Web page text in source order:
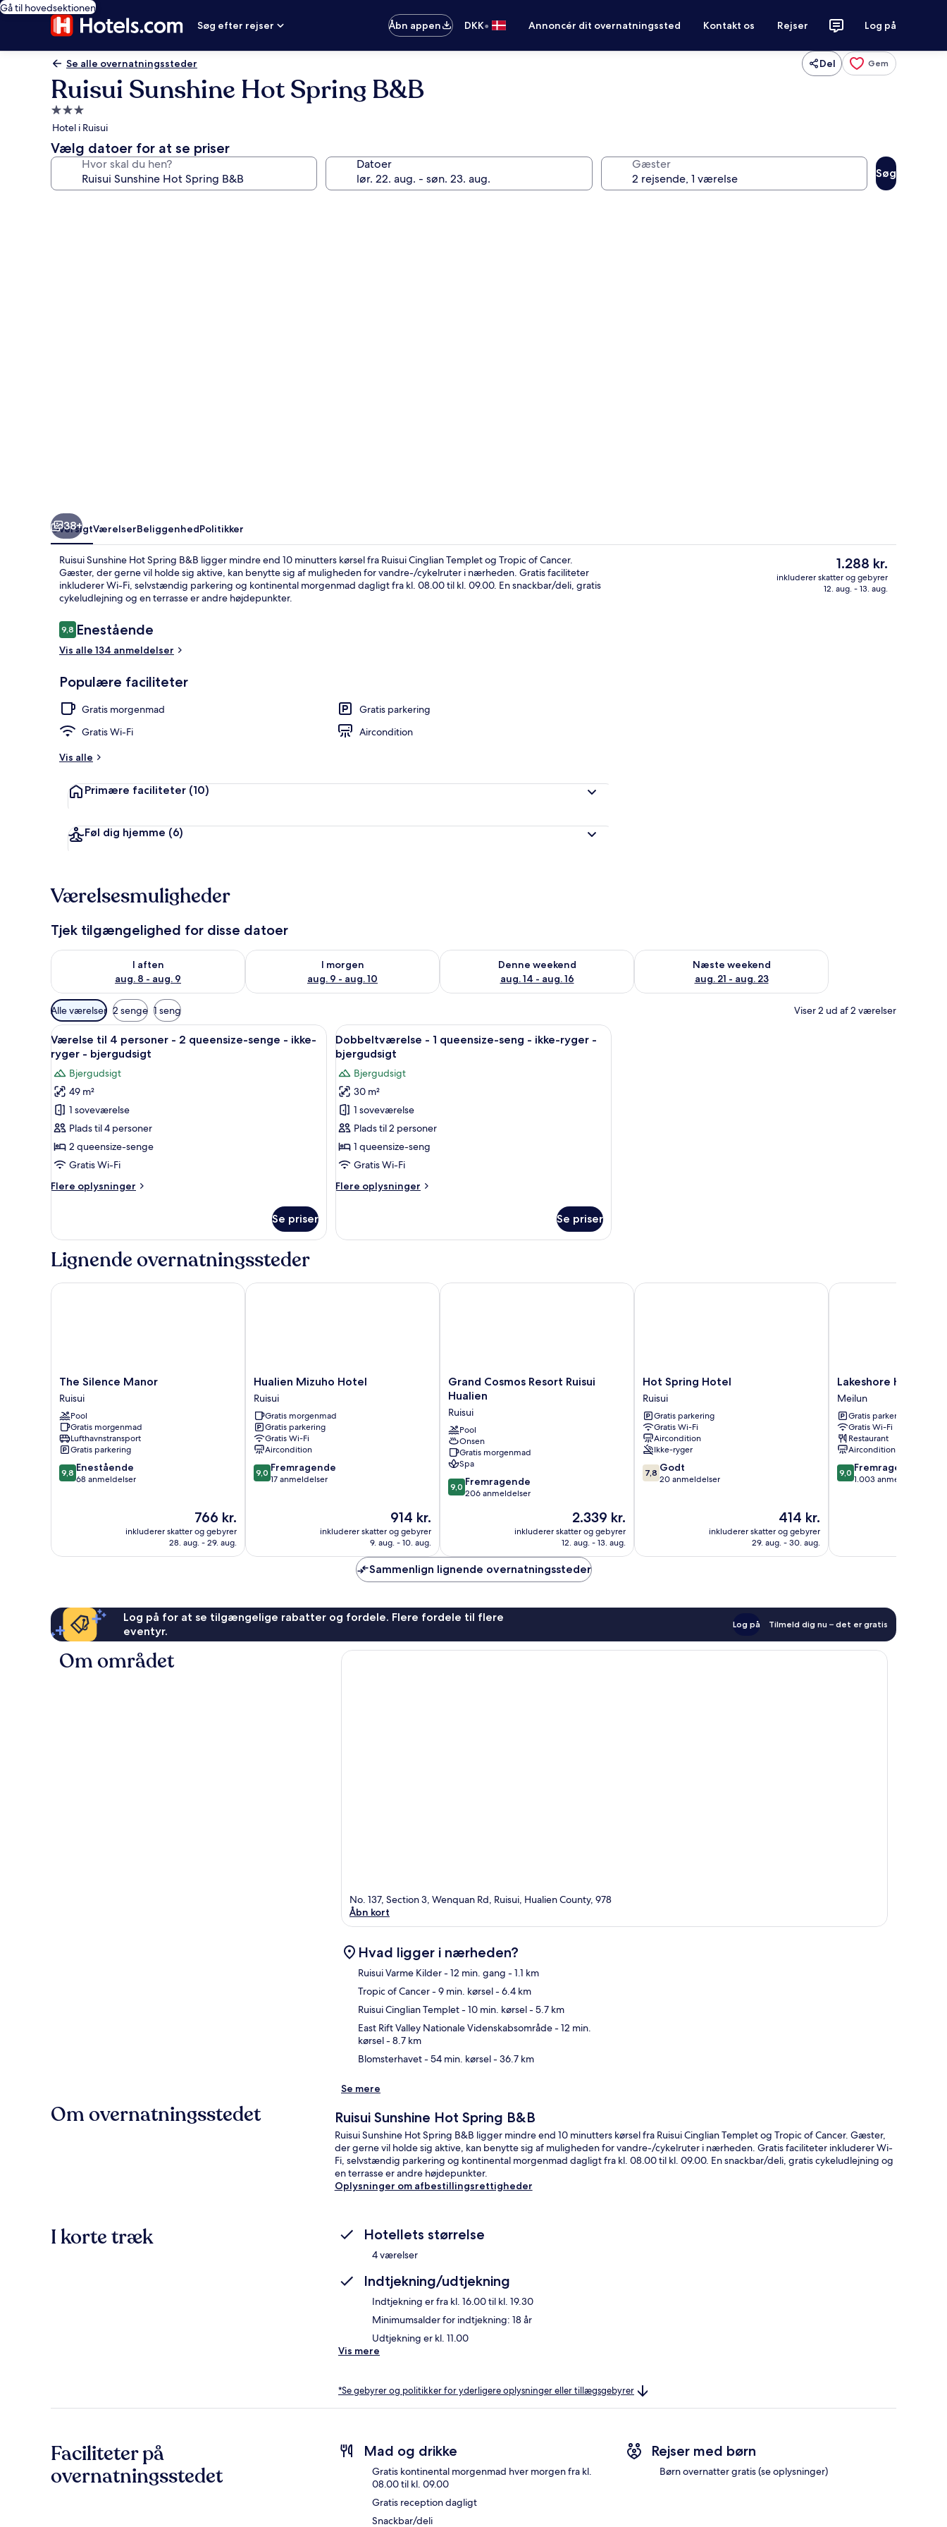
Gå til hovedsektionen
Søg efter rejser
Åbn appen DKK• Annoncér dit overnatningssted Kontakt os Rejser Log på
Se alle overnatningssteder Del Gem
Ruisui Sunshine Hot Spring B&B
3.0-
stjernet
overnatningssted
Hotel i Ruisui
Vælg datoer for at se priser
Hvor skal du hen? Datoer Gæster
Søg
38+
OversigtVærelserBeliggenhedPolitikker
Ruisui Sunshine Hot Spring B&B ligger mindre end 10 minutters kørsel fra Ruisui Cinglian Templet og Tropic of Cancer.
Gæster, der gerne vil holde sig aktive, kan benytte sig af muligheden for vandre-/cykelruter i nærheden. Gratis faciliteter
inkluderer Wi-Fi, selvstændig parkering og kontinental morgenmad dagligt fra kl. 08.00 til kl. 09.00. En snackbar/deli, gratis
cykeludlejning og en terrasse er andre højdepunkter.
Anmeldelser
9,89,8 ud af 10.
Enestående
Vis alle 134 anmeldelser
Populære faciliteter
Gratis morgenmad
Gratis parkering
Gratis Wi-Fi
Aircondition
Vis alle
Primære faciliteter (10)
Føl dig hjemme (6)
Den
nuværende
pris
1.288 kr.
inkluderer skatter og gebyrer
12. aug. - 13. aug.
Værelsesmuligheder
Tjek tilgængelighed for disse datoer
I aften
aug. 8 - aug. 9
Tjek tilgængelighed for i aften aug. 8 - aug. 9
I morgen
aug. 9 - aug. 10
Tjek tilgængelighed for i morgen aug. 9 - aug. 10
Denne weekend
aug. 14 - aug. 16
Tjek tilgængelighed for denne weekend aug. 14 - aug. 16
Næste weekend
aug. 21 - aug. 23
Tjek tilgængelighed for næste weekend aug. 21 - aug. 23
Tilgængelige
filtre
for
værelser
Alle værelser 2 senge 1 seng Viser 2 ud af 2 værelser
Indlæs
alle
billeder
af
Værelse
til
4
personer
-
queensize-
ikke-
ryger
bjergudsigt
Et moderne hus med to etager, grusindkørsel og et træhegn.
8
Værelse til 4 personer - 2 queensize-senge - ikke-
ryger - bjergudsigt
Bjergudsigt
49 m²
1 soveværelse
Plads til 4 personer
2 queensize-senge
Gratis Wi-Fi
Flere oplysninger
Flere
til
personer
2
bjergudsigt
Se priser
Indlæs
alle
billeder
af
Dobbeltværelse
-
1
queensize-
seng
ikke-
bjergudsigt
Et moderne hus med to etager og en balkon, omgivet af en grusindkørsel og små planter.
7
Dobbeltværelse - 1 queensize-seng - ikke-ryger -
bjergudsigt
Bjergudsigt
30 m²
1 soveværelse
Plads til 2 personer
1 queensize-seng
Gratis Wi-Fi
Flere oplysninger
Flere
-
-
Se priser
Lignende overnatningssteder
The
Silence
Manor
Ruisui
The Silence Manor
Ruisui
Pool
Gratis morgenmad
Lufthavnstransport
Gratis parkering
9.8
ud
9,8 Enestående
68 anmeldelser
Prisen
er
766 kr.
766 kr.
inkluderer skatter og gebyrer
28. aug. - 29. aug.
The Silence Manor
Hualien
Mizuho
Hotel
Ruisui
Hualien Mizuho Hotel
Ruisui
Gratis morgenmad
Gratis parkering
Gratis Wi-Fi
Aircondition
9.0
ud
9,0 Fremragende
17 anmeldelser
Prisen
er
914 kr.
914 kr.
inkluderer skatter og gebyrer
9. aug. - 10. aug.
Hualien Mizuho Hotel
Grand
Cosmos
Ruisui
Hualien
Ruisui
Grand Cosmos Resort Ruisui
Hualien
Ruisui
Pool
Onsen
Gratis morgenmad
Spa
9.0
ud
anmeldelser
9,0 Fremragende
206 anmeldelser
Prisen
er
2.339 kr.
2.339 kr.
inkluderer skatter og gebyrer
12. aug. - 13. aug.
Grand Cosmos Resort Ruisui Hualien
Hot
Spring
Hotel
Ruisui
Hot Spring Hotel
Ruisui
Gratis parkering
Gratis Wi-Fi
Aircondition
Ikke-ryger
7.8
ud
7,8 Godt
20 anmeldelser
Prisen
er
414 kr.
414 kr.
inkluderer skatter og gebyrer
29. aug. - 30. aug.
Hot Spring Hotel
Lakeshore
Hotel
Hualien
Meilun
Lakeshore Hotel
Meilun
Gratis parkering
Gratis Wi-Fi
Restaurant
Aircondition
9.0
ud
9,0 Fremragende
1.003 anmeldelser
Lakeshore Hotel
Sammenlign lignende overnatningssteder
Log på for at se tilgængelige rabatter og fordele. Flere fordele til flere
eventyr.
Log på Tilmeld dig nu – det er gratis
Om området
No. 137, Section 3, Wenquan Rd, Ruisui, Hualien County, 978
Åbn kort
Hvad ligger i nærheden?
Ruisui Varme Kilder- 12 min. gang - 1.1 km
Tropic of Cancer- 9 min. kørsel- 6.4 km
Ruisui Cinglian Templet- 10 min. kørsel- 5.7 km
East Rift Valley Nationale Videnskabsområde- 12 min.
kørsel- 8.7 km
Blomsterhavet- 54 min. kørsel- 36.7 km
Se mere
Om overnatningsstedet Ruisui Sunshine Hot Spring B&B
Ruisui Sunshine Hot Spring B&B ligger mindre end 10 minutters kørsel fra Ruisui Cinglian Templet og Tropic of Cancer. Gæster,
der gerne vil holde sig aktive, kan benytte sig af muligheden for vandre-/cykelruter i nærheden. Gratis faciliteter inkluderer Wi-
Fi, selvstændig parkering og kontinental morgenmad dagligt fra kl. 08.00 til kl. 09.00. En snackbar/deli, gratis cykeludlejning og
en terrasse er andre højdepunkter.
Oplysninger om afbestillingsrettigheder
I korte træk Hotellets størrelse
4 værelser
Indtjekning/udtjekning
Indtjekning er fra kl. 16.00 til kl. 19.30
Minimumsalder for indtjekning: 18 år
Udtjekning er kl. 11.00
Vis mere
*Se gebyrer og politikker for yderligere oplysninger eller tillægsgebyrer
Faciliteter på
overnatningsstedet
Mad og drikke
Gratis kontinental morgenmad hver morgen fra kl.
08.00 til kl. 09.00
Gratis reception dagligt
Snackbar/deli
Rejser med børn
Børn overnatter gratis (se oplysninger)